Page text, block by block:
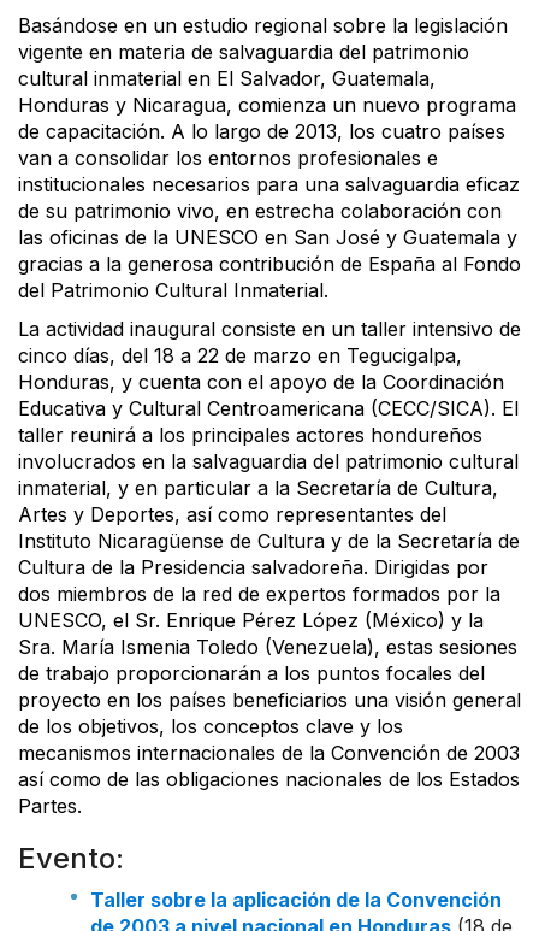
Basándose en un estudio regional sobre la legislación
vigente en materia de salvaguardia del patrimonio
cultural inmaterial en El Salvador, Guatemala,
Honduras y Nicaragua, comienza un nuevo programa
de capacitación. A lo largo de 2013, los cuatro países
van a consolidar los entornos profesionales e
institucionales necesarios para una salvaguardia eficaz
de su patrimonio vivo, en estrecha colaboración con
las oficinas de la UNESCO en San José y Guatemala y
gracias a la generosa contribución de España al Fondo
del Patrimonio Cultural Inmaterial.
La actividad inaugural consiste en un taller intensivo de
cinco días, del 18 a 22 de marzo en Tegucigalpa,
Honduras, y cuenta con el apoyo de la Coordinación
Educativa y Cultural Centroamericana (CECC/SICA). El
taller reunirá a los principales actores hondureños
involucrados en la salvaguardia del patrimonio cultural
inmaterial, y en particular a la Secretaría de Cultura,
Artes y Deportes, así como representantes del
Instituto Nicaragüense de Cultura y de la Secretaría de
Cultura de la Presidencia salvadoreña. Dirigidas por
dos miembros de la red de expertos formados por la
UNESCO, el Sr. Enrique Pérez López (México) y la
Sra. María Ismenia Toledo (Venezuela), estas sesiones
de trabajo proporcionarán a los puntos focales del
proyecto en los países beneficiarios una visión general
de los objetivos, los conceptos clave y los
mecanismos internacionales de la Convención de 2003
así como de las obligaciones nacionales de los Estados
Partes.
Evento:
Taller sobre la aplicación de la Convención
de 2003 a nivel nacional en Honduras (18 de